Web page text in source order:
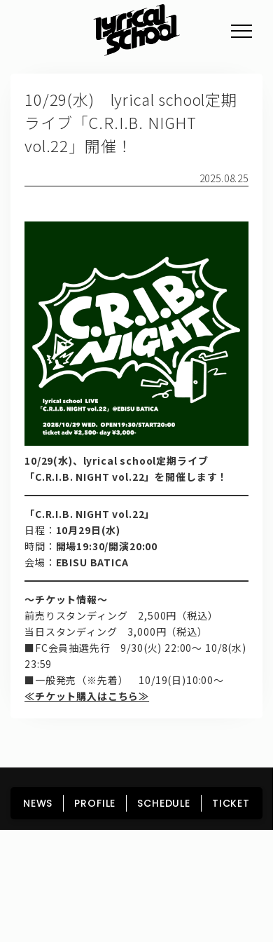
10/29(水) lyrical school定期
ライブ「C.R.I.B. NIGHT
vol.22」開催！
2025.08.25
10/29(水)、lyrical school定期ライブ
「C.R.I.B. NIGHT vol.22」を開催します！
「C.R.I.B. NIGHT vol.22」
日程： 10月29日(水)
時間： 開場19:30/開演20:00
会場： EBISU BATICA
～チケット情報～
前売りスタンディング 2,500円（税込）
当日スタンディング 3,000円（税込）
■FC会員抽選先行 9/30(火) 22:00～ 10/8(水)
23:59
■一般発売（※先着） 10/19(日)10:00～
≪チケット購入はこちら≫
HOME NEWS PROFILE
SCHEDULE
DISCOGRAPHY
GOODS FAN CLUB
NEWS PROFILE SCHEDULE TICKET
PROFILE
SCHEDULE
GOODS
FAN CLUB
lyrical school official web shop